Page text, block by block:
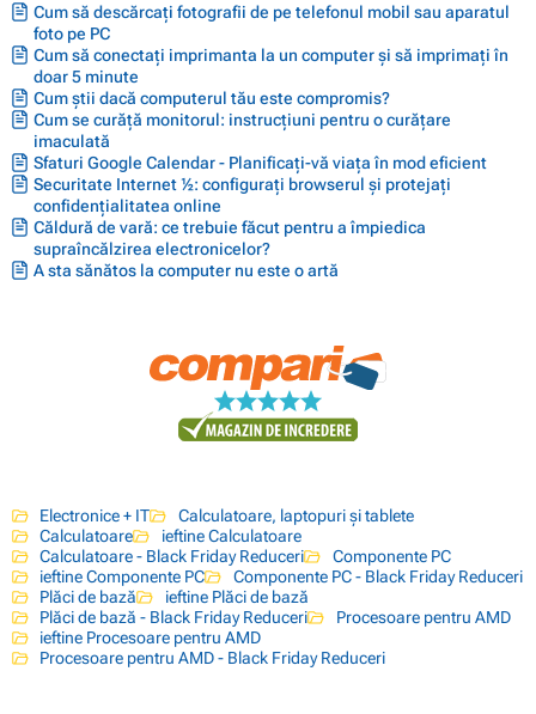
Cum să descărcați fotografii de pe telefonul mobil sau aparatul
foto pe PC
Cum să conectați imprimanta la un computer și să imprimați în
doar 5 minute
Cum știi dacă computerul tău este compromis?
Cum se curăță monitorul: instrucțiuni pentru o curățare
imaculată
Sfaturi Google Calendar - Planificați-vă viața în mod eficient
Securitate Internet ½: configurați browserul și protejați
confidențialitatea online
Căldură de vară: ce trebuie făcut pentru a împiedica
supraîncălzirea electronicelor?
A sta sănătos la computer nu este o artă
Electronice + IT
Calculatoare, laptopuri și tablete
Calculatoare
ieftine Calculatoare
Calculatoare - Black Friday Reduceri
Componente PC
ieftine Componente PC
Componente PC - Black Friday Reduceri
Plăci de bază
ieftine Plăci de bază
Plăci de bază - Black Friday Reduceri
Procesoare pentru AMD
ieftine Procesoare pentru AMD
Procesoare pentru AMD - Black Friday Reduceri